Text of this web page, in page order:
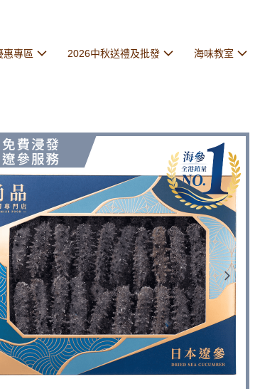
惠專區 2026中秋送禮及批發 海味教室